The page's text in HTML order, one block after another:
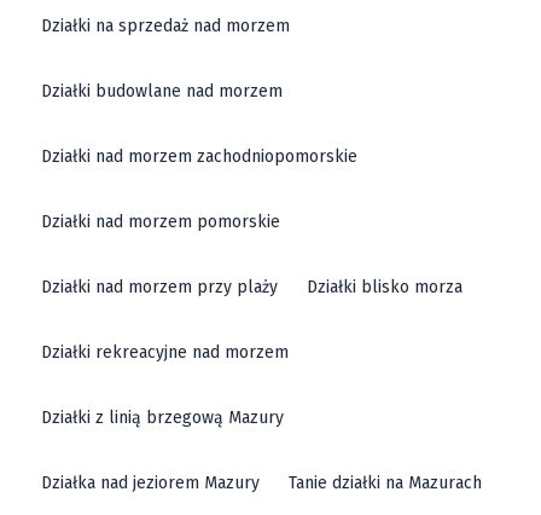
Działki na sprzedaż nad morzem
Działki budowlane nad morzem
Działki nad morzem zachodniopomorskie
Działki nad morzem pomorskie
Działki nad morzem przy plaży Działki blisko morza
Działki rekreacyjne nad morzem
Działki z linią brzegową Mazury
Działka nad jeziorem Mazury Tanie działki na Mazurach